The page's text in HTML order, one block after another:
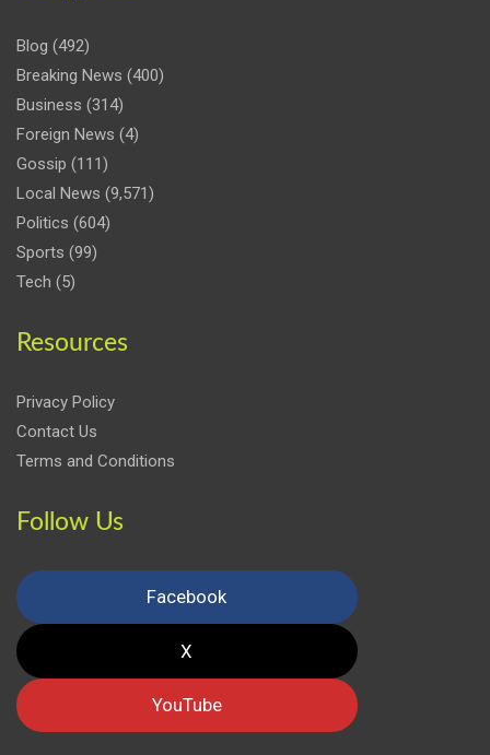
Blog (492)
Breaking News (400)
Business (314)
Foreign News (4)
Gossip (111)
Local News (9,571)
Politics (604)
Sports (99)
Tech (5)
Resources
Privacy Policy
Contact Us
Terms and Conditions
Follow Us
Facebook
X
YouTube